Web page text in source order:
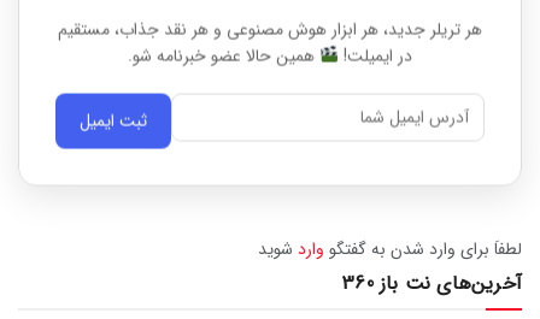
هر تریلر جدید، هر ابزار هوش مصنوعی و هر نقد جذاب، مستقیم
در ایمیلت!
همین حالا عضو خبرنامه شو.
ثبت ایمیل
لطفاَ برای وارد شدن به گفتگو وارد شوید
آخرین‌های نت باز 360